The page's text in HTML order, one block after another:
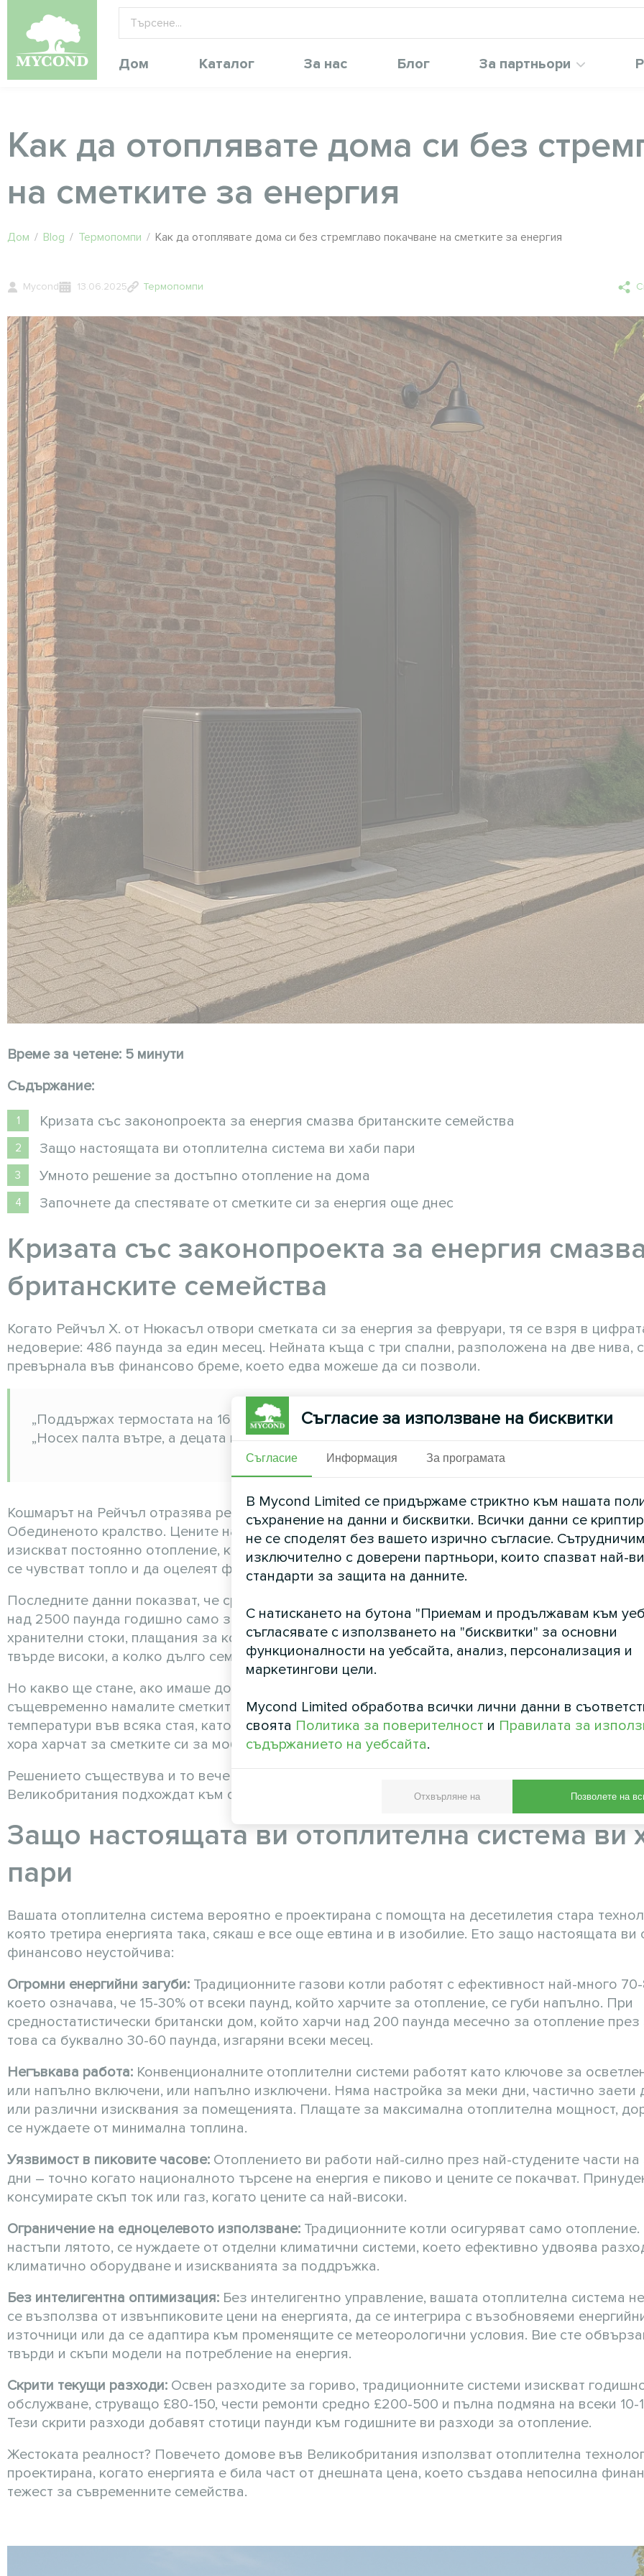
Дом Каталог За нас Блог За партньори
Как да отоплявате дома си без
на сметките за енергия
Дом / Blog / Термопомпи / Как да отоплявате дома си без стремглаво покачване на сметките за енергия
Mycond 13.06.2025 Термопомпи
Време за четене: 5 минути
Съдържание:
Кризата със законопроекта за енергия смазва британските семейства
Защо настоящата ви отоплителна система ви хаби пари
Умното решение за достъпно отопление на дома
Започнете да спестявате от сметките си за енергия още днес
Кризата със законопроекта за енергия
британските семейства
Когато Рейчъл Х. от Нюкасъл отвори сметката си за енергия за февруари, тя се взря в
недоверие: 486 паунда за един месец. Нейната къща с три спални, разположена на две нива,
превърнала във финансово бреме, което едва можеше да си позволи.
„Поддържах термостата на 16°C и все още не можех да се справя със сметките“, спомня си
„Носех палта вътре, а децата ми пишеха домашни под одеяла. Нещо трябваше да се
Кошмарът на Рейчъл отразява реалността, пред която са изправени милиони домакинства в
Обединеното кралство. Цените на енергията остават постоянно високи, а зимните
изискват постоянно отопление, което кара британските семейства да се озоват в капан
се чувстват топло и да оцелеят финансово.
Последните данни показват, че средностатистическото домакинство в Обединеното кралство
над 2500 паунда годишно само за отопление. За много семейства това е повече, отколкото
хранителни стоки, плащания за кола или семейни почивки. Въпросът не е дали сметките за
твърде високи, а колко дълго семействата могат да оцелеят, плащайки ги.
Но какво ще стане, ако имаше доказан метод за комфортно отопление на целия ви дом, като
същевременно намалите сметките си за енергия с 60-75%? Ами ако можехте да поддържате
температури във всяка стая, като същевременно харчите по-малко за отопление, отколкото
хора харчат за сметките си за мобилен телефон?
Решението съществува и то вече трансформира начина, по който хиляди собственици на
Великобритания подхождат към отоплението на домовете.
Защо настоящата ви отоплителна система ви
пари
Вашата отоплителна система вероятно е проектирана с помощта на десетилетия стара
която третира енергията така, сякаш е все още евтина и в изобилие. Ето защо настоящата ви
финансово неустойчива:
Огромни енергийни загуби: Традиционните газови котли работят с ефективност най-много
което означава, че 15-30% от всеки паунд, който харчите за отопление, се губи напълно. При
средностатистически британски дом, който харчи над 200 паунда месечно за отопление през
това са буквално 30-60 паунда, изгаряни всеки месец.
Негъвкава работа: Конвенционалните отоплителни системи работят като ключове за
или напълно включени, или напълно изключени. Няма настройка за меки дни, частично заети
или различни изисквания за помещенията. Плащате за максимална отоплителна мощност,
се нуждаете от минимална топлина.
Уязвимост в пиковите часове: Отоплението ви работи най-силно през най-студените части
дни – точно когато националното търсене на енергия е пиково и цените се покачват.
консумирате скъп ток или газ, когато цените са най-високи.
Ограничение на едноцелевото използване: Традиционните котли осигуряват само отопление.
настъпи лятото, се нуждаете от отделни климатични системи, което ефективно удвоява
климатично оборудване и изискванията за поддръжка.
Без интелигентна оптимизация: Без интелигентно управление, вашата отоплителна система
се възползва от извънпиковите цени на енергията, да се интегрира с възобновяеми
източници или да се адаптира към променящите се метеорологични условия. Вие сте
твърди и скъпи модели на потребление на енергия.
Скрити текущи разходи: Освен разходите за гориво, традиционните системи изискват
обслужване, струващо £80-150, чести ремонти средно £200-500 и пълна подмяна на всеки 10-
Тези скрити разходи добавят стотици паунди към годишните ви разходи за отопление.
Жестоката реалност? Повечето домове във Великобритания използват отоплителна
проектирана, когато енергията е била част от днешната цена, което създава непосилна
тежест за съвременните семейства.
Съгласие за използване на бисквитки
Съгласие Информация За програмата
В Mycond Limited се придържаме стриктно към нашата
съхранение на данни и бисквитки. Всички данни се
не се споделят без вашето изрично съгласие.
изключително с доверени партньори, които спазват най-
стандарти за защита на данните.
С натискането на бутона "Приемам и продължавам към
съгласявате с използването на "бисквитки" за основни
функционалности на уебсайта, анализ, персонализация и
маркетингови цели.
Mycond Limited обработва всички лични данни в
своята Политика за поверителност и Правилата за
съдържанието на уебсайта.
Отхвърляне на Позволете на